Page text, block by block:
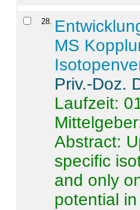
28.
MS
Priv.-Doz.
Laufzeit:
Abstract:
specific
and only
potential